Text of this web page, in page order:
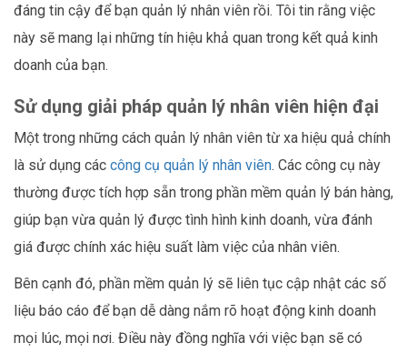
đáng tin cậy để bạn quản lý nhân viên rồi. Tôi tin rằng việc
này sẽ mang lại những tín hiệu khả quan trong kết quả kinh
doanh của bạn.
Sử dụng giải pháp quản lý nhân viên hiện đại
Một trong những cách quản lý nhân viên từ xa hiệu quả chính
là sử dụng các công cụ quản lý nhân viên. Các công cụ này
thường được tích hợp sẵn trong phần mềm quản lý bán hàng,
giúp bạn vừa quản lý được tình hình kinh doanh, vừa đánh
giá được chính xác hiệu suất làm việc của nhân viên.
Bên cạnh đó, phần mềm quản lý sẽ liên tục cập nhật các số
liệu báo cáo để bạn dễ dàng nắm rõ hoạt động kinh doanh
mọi lúc, mọi nơi. Điều này đồng nghĩa với việc bạn sẽ có